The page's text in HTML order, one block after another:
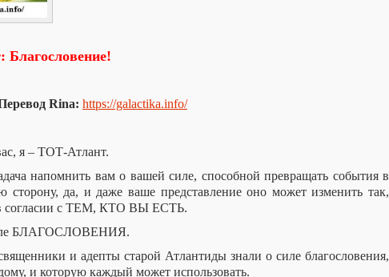
Rina: https://galactika.info/
я – ТОТ-Атлант.
напомнить вам о вашей силе, способной превращать события в
сторону, да, и даже ваше представление оно может изменить так,
в согласии с ТЕМ, КТО ВЫ ЕСТЬ.
БЛАГОСЛОВЕНИЯ.
и адепты старой Атлантиды знали о силе благословения,
и которую каждый может использовать.